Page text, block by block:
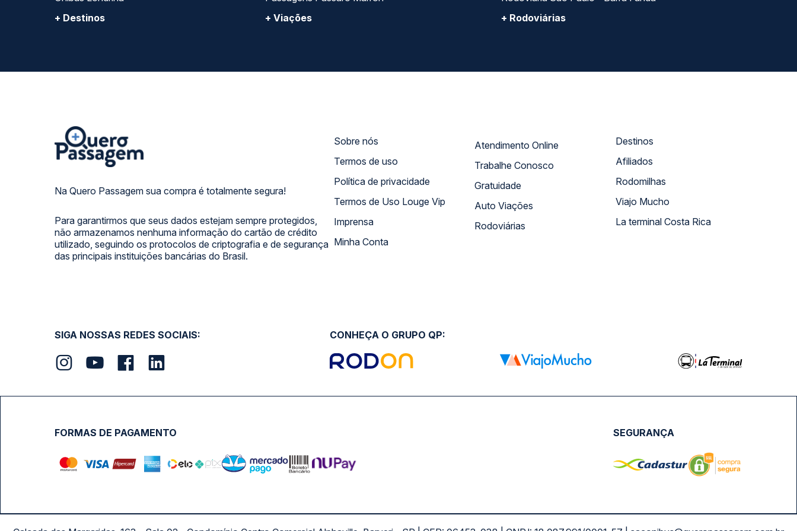
+ Destinos
+ Viações
+ Rodoviárias
Na Quero Passagem sua compra é totalmente segura!
Para garantirmos que seus dados estejam sempre protegidos,
não armazenamos nenhuma informação do cartão de crédito
utilizado, seguindo os protocolos de criptografia e de segurança
das principais instituições bancárias do Brasil.
Sobre nós
Termos de uso
Política de privacidade
Termos de Uso Louge Vip
Imprensa
Minha Conta
Atendimento Online
Trabalhe Conosco
Gratuidade
Auto Viações
Rodoviárias
Destinos
Afiliados
Rodomilhas
Viajo Mucho
La terminal Costa Rica
SIGA NOSSAS REDES SOCIAIS: CONHEÇA O GRUPO QP:
FORMAS DE PAGAMENTO SEGURANÇA